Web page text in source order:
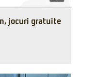
jocuri gratuite